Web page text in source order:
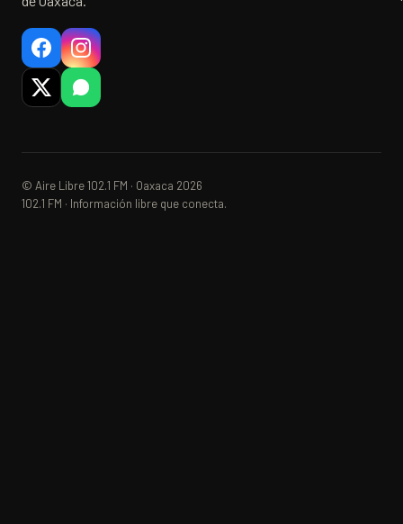
© Aire Libre 102.1 FM · Oaxaca 2026
102.1 FM · Información libre que conecta.